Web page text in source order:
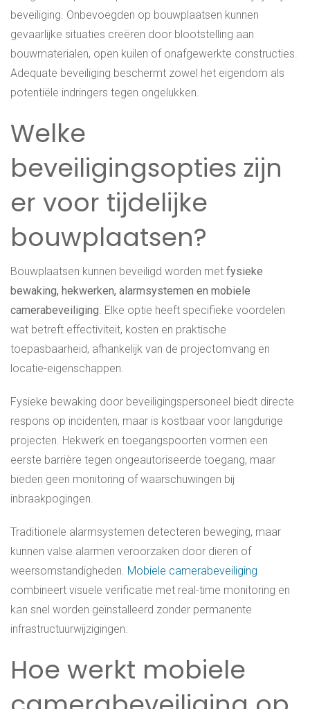
beveiliging. Onbevoegden op bouwplaatsen kunnen
gevaarlijke situaties creëren door blootstelling aan
bouwmaterialen, open kuilen of onafgewerkte constructies.
Adequate beveiliging beschermt zowel het eigendom als
potentiële indringers tegen ongelukken.
Welke
beveiligingsopties zijn
er voor tijdelijke
bouwplaatsen?
Bouwplaatsen kunnen beveiligd worden met fysieke
bewaking, hekwerken, alarmsystemen en mobiele
camerabeveiliging. Elke optie heeft specifieke voordelen
wat betreft effectiviteit, kosten en praktische
toepasbaarheid, afhankelijk van de projectomvang en
locatie-eigenschappen.
Fysieke bewaking door beveiligingspersoneel biedt directe
respons op incidenten, maar is kostbaar voor langdurige
projecten. Hekwerk en toegangspoorten vormen een
eerste barrière tegen ongeautoriseerde toegang, maar
bieden geen monitoring of waarschuwingen bij
inbraakpogingen.
Traditionele alarmsystemen detecteren beweging, maar
kunnen valse alarmen veroorzaken door dieren of
weersomstandigheden. Mobiele camerabeveiliging
combineert visuele verificatie met real-time monitoring en
kan snel worden geïnstalleerd zonder permanente
infrastructuurwijzigingen.
Hoe werkt mobiele